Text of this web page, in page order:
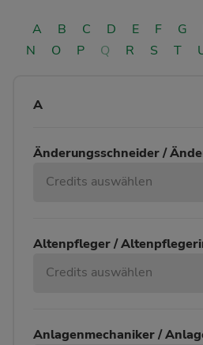
A B C D E F G
N
O P Q R S T
A
Änderungsschneider /
Credits auswählen
Altenpfleger /
Credits auswählen
Anlagenmechaniker /